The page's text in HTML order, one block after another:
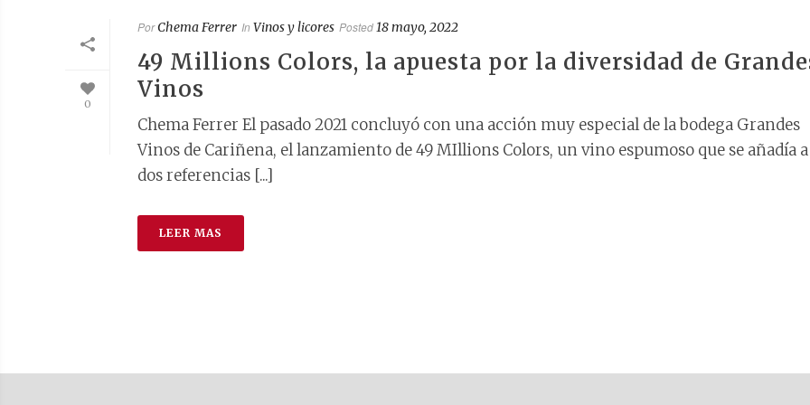
0
PorChema Ferrer In Vinos y licores Posted18 mayo, 2022
49 Millions Colors, la apuesta por la diversidad de
Vinos
Chema Ferrer El pasado 2021 concluyó con una acción muy especial de la bodega Grandes
Vinos de Cariñena, el lanzamiento de 49 MIllions Colors, un vino espumoso que se añadía a
dos referencias [...]
LEER MAS